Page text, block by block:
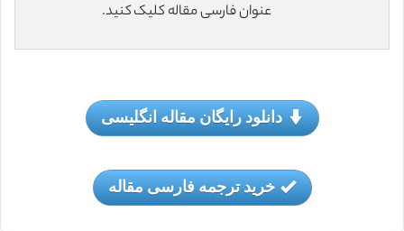
عنوان فارسی مقاله کلیک کنید.
دانلود رایگان مقاله انگلیسی
خرید ترجمه فارسی مقاله